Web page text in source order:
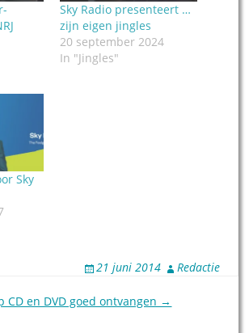
Sky Radio presenteert …
zijn eigen jingles
20 september 2024
In "Jingles"
Sky
21 juni 2014 Redactie
CD en DVD goed ontvangen →